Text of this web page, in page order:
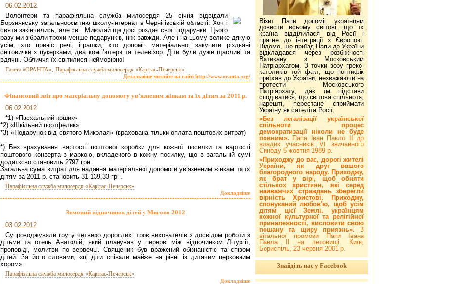
06.02.2012
Волонтери та парафіяльна служба милосердя 25 січня відвідали
Борзнянську загальноосвітню школу-інтернат в Чернігівській області. Хоч і
свята закінчились, але св.. Миколай ще досі роздає свої подарунки. Цього
разу ми зібрали трохи менше подарунків, ніж завжди. Але і на цьому велике дякую
усім, хто приніс речі, іграшки, хто допоміг матеріально, закупити різдвяні
сніговички з цукерками, два комп’ютери та телевізор. Діти були дуже щасливі та
вдячні. Обличчя їх світилися неймовірно!
Газета «ОРАНТА», Парафіяльна служба милосердя «Карітас-Печерськ»
Детальніше читайте на сайті http://www.oranta.org/
Фінансовий звіт про матеріальну допомогу ув’язненим жінкам та їх дітям за 2011 р.
06.02.2012
*1) «Пасхальний кошик»
*2) «Шкільний портфелик»
*3) «Подарунок від святого Миколая» (врахована тільки оплата поштових витрат)
*) Без врахування вартості поштової коробки для кожної посилки та вартості
поштового конверта з маркою, вкладеного в кожну посилку, що в загальній сумі
додатково становить 2797 грн.
Загальна сума витрат для надання матеріальної допомоги ув’язненим жінкам та їх
дітям за 2011 р. становить 31 139,33 грн.
Парафіяльна служба милосердя «Карітас-Печерськ»
Докладніше
Зимовий відпочинок дітей у Мигово 2012
03.02.2012
Супроводжували групу четверо дорослих: троє вихователів з досвідом роботи з
дітьми та отець Анатолій, який планував у перерві між відпочинком Літургії,
проповіді, молитви по вервечці. Священик був вражений обізнаністю та співом
дітей. За його словами, «ці діти співали майже на рівні із дитячим церковним
хором».
Парафіяльна служба милосердя «Карітас-Печерськ»
Докладніше
Візит Папи допоміг українцям
довести всьому світові, що їх
країна відділилася від Росії і
прагне до інтеграції з Європою.
Відомо, що приїзд Папи до України
відкладався через розбіжності
Ватикану з Московським
Патріархатом. З точки зору греко-
католиків той факт, що понтифік
приїхав до України, незважаючи на
протести Московського
Патріархату, дає їм підстави
сподіватися, що світова спільнота,
нарешті, перестане сприймати
Україну як сателіта Росії.
«Без легалізації української
спільноти процес
демократизації ніколи не буде
повним».
Папа Іван Павло ІІ до
владик учасників VI звичайного
Синоду 5 жовтня 1989 р.
«Приходжу до вас, дорогі жителі
України, як друг вашого
благородного народу. Приходжу,
як брат у вірі, щоб обняти
стількох християн, які серед
найважчих страждань зберегли
вірність Христові. Приходжу,
спонуканий любов'ю, щоб усім
дітям цієї Землі, українцям
кожної культурної та релігійної
приналежності, висловити свою
пошану та щиру приязнь». З
вітальної промови Папи Івана
Павла ІІ на летовищі. Київ,
Бориспіль, 23 червня 2001 р.
Знайдіть нас у Facebook